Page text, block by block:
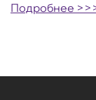
Подробнее